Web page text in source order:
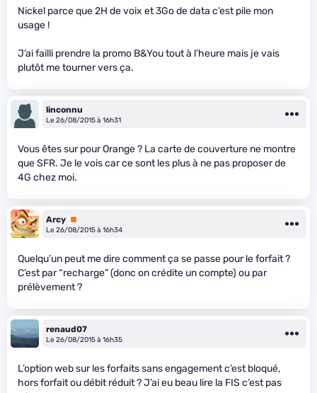
Nickel parce que 2H de voix et 3Go de data c’est pile mon
usage !
J’ai failli prendre la promo B&You tout à l’heure mais je vais
plutôt me tourner vers ça.
linconnu
Le 26/08/2015 à 16h31
Vous êtes sur pour Orange ? La carte de couverture ne montre
que SFR. Je le vois car ce sont les plus à ne pas proposer de
4G chez moi.
Arcy Premium
Le 26/08/2015 à 16h34
Quelqu’un peut me dire comment ça se passe pour le forfait ?
C’est par “recharge” (donc on crédite un compte) ou par
prélèvement ?
renaud07
Le 26/08/2015 à 16h35
L’option web sur les forfaits sans engagement c’est bloqué,
hors forfait ou débit réduit ? J’ai eu beau lire la FIS c’est pas